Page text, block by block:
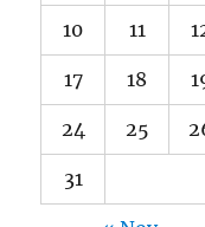
10 11
17 18
24 25
31